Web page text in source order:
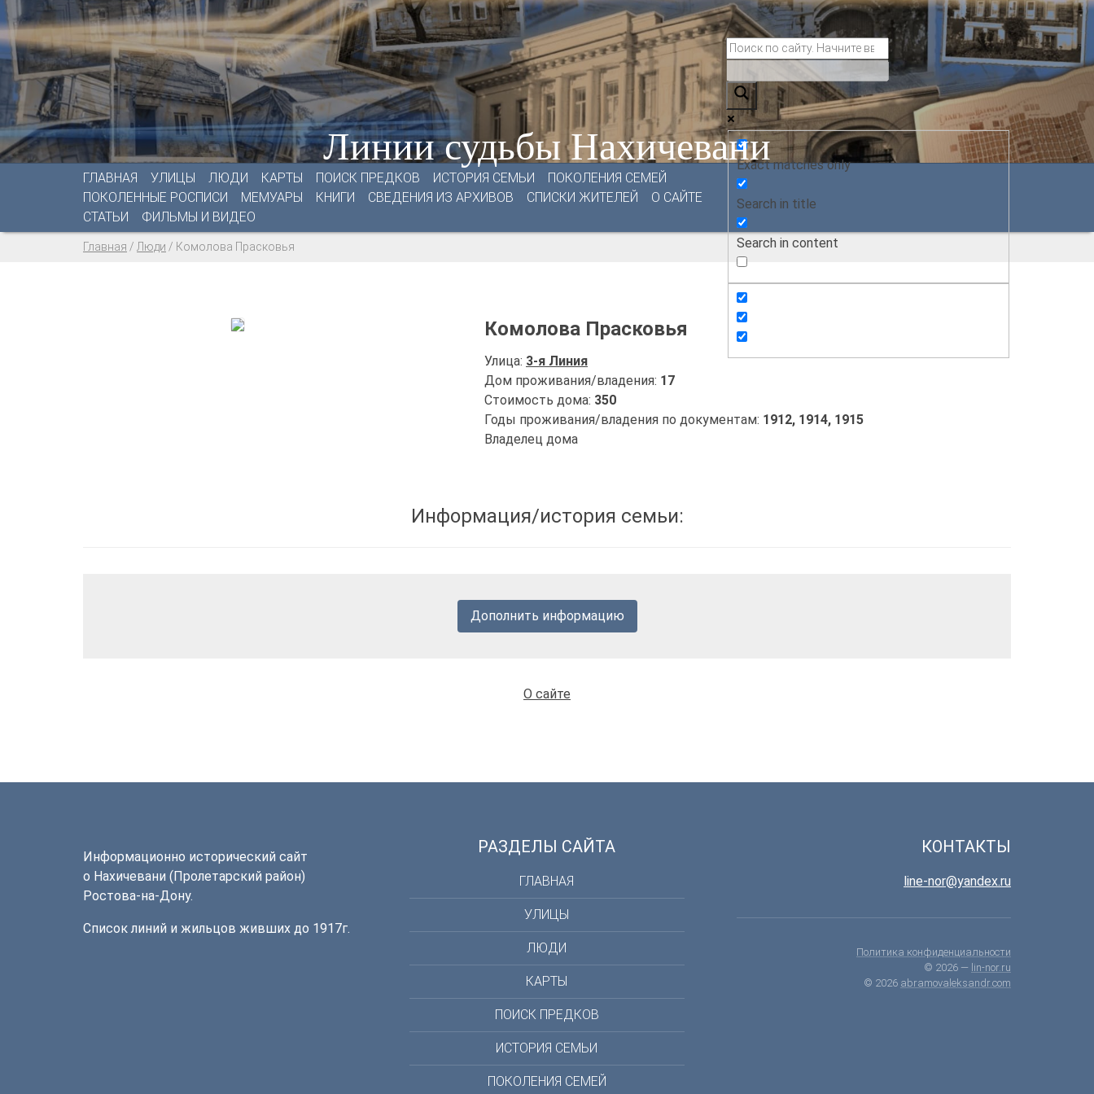
Линии судьбы Нахичевани
ГЛАВНАЯ УЛИЦЫ ЛЮДИ КАРТЫ ПОИСК ПРЕДКОВ ИСТОРИЯ СЕМЬИ
ПОКОЛЕНИЯ СЕМЕЙ
ПОКОЛЕННЫЕ РОСПИСИ
МЕМУАРЫ КНИГИ СВЕДЕНИЯ ИЗ АРХИВОВ СПИСКИ ЖИТЕЛЕЙ
О САЙТЕ
СТАТЬИ
ФИЛЬМЫ И ВИДЕО
Exact matches only
Search in title
Search in content
Главная / Люди / Комолова Прасковья
Комолова Прасковья
Улица: 3-я Линия
Дом проживания/владения: 17
Стоимость дома: 350
Годы проживания/владения по документам: 1912, 1914, 1915
Владелец дома
Информация/история семьи:
Дополнить информацию
О сайте
Информационно исторический сайт
о Нахичевани (Пролетарский район)
Ростова-на-Дону.
Список линий и жильцов живших до 1917г.
РАЗДЕЛЫ САЙТА
ГЛАВНАЯ
УЛИЦЫ
ЛЮДИ
КАРТЫ
ПОИСК ПРЕДКОВ
ИСТОРИЯ СЕМЬИ
ПОКОЛЕНИЯ СЕМЕЙ
КОНТАКТЫ
line-nor@yandex.ru
Политика конфиденциальности
© 2026 — lin-nor.ru
© 2026 abramovaleksandr.com